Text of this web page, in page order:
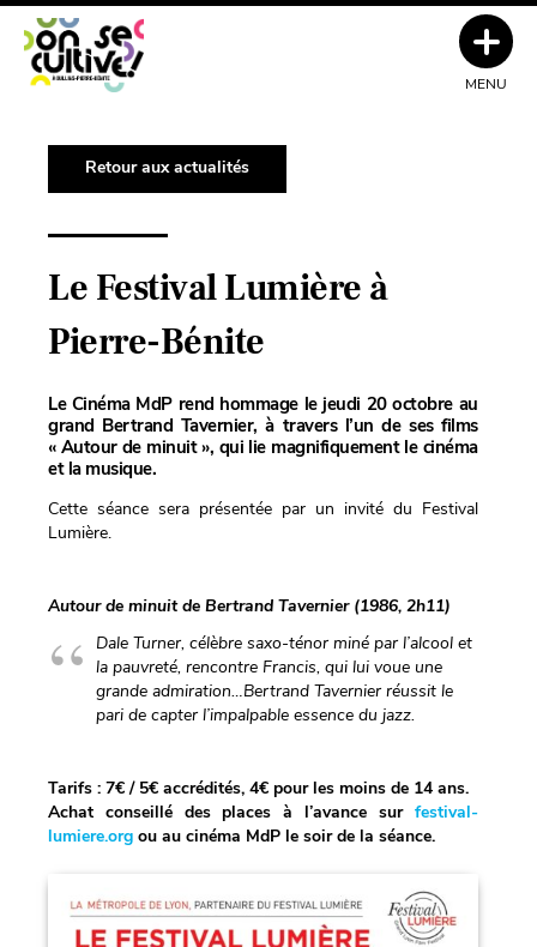
Retour aux actualités
Le Festival Lumière à
Pierre-Bénite
Le Cinéma MdP rend hommage le jeudi 20 octobre au
grand Bertrand Tavernier, à travers l’un de ses films
« Autour de minuit », qui lie magnifiquement le cinéma
et la musique.
Cette séance sera présentée par un invité du Festival
Lumière.
Autour de minuit de Bertrand Tavernier (1986, 2h11)
Dale Turner, célèbre saxo-ténor miné par l’alcool et
la pauvreté, rencontre Francis, qui lui voue une
grande admiration…Bertrand Tavernier réussit le
pari de capter l’impalpable essence du jazz.
Tarifs : 7€ / 5€ accrédités, 4€ pour les moins de 14 ans.
Achat conseillé des places à l’avance sur festival-
lumiere.org ou au cinéma MdP le soir de la séance.
MENU